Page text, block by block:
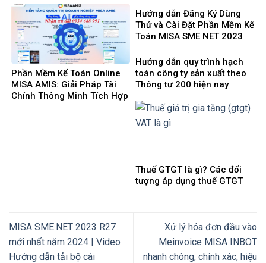
01/10/2025 và 8 điểm mới
cần lưu ý
Phần Mềm Kế Toán Online
MISA AMIS: Giải Pháp Tài
Chính Thông Minh Tích Hợp
Hướng dẫn Đăng Ký Dùng
Thử và Cài Đặt Phần Mềm Kế
Toán MISA SME NET 2023
Hướng dẫn quy trình hạch
toán công ty sản xuất theo
Thông tư 200 hiện nay
Thuế GTGT là gì? Các đối
tượng áp dụng thuế GTGT
MISA SME.NET 2023 R27
mới nhất năm 2024 | Video
Hướng dẫn tải bộ cài
Xử lý hóa đơn đầu vào
Meinvoice MISA INBOT
nhanh chóng, chính xác, hiệu